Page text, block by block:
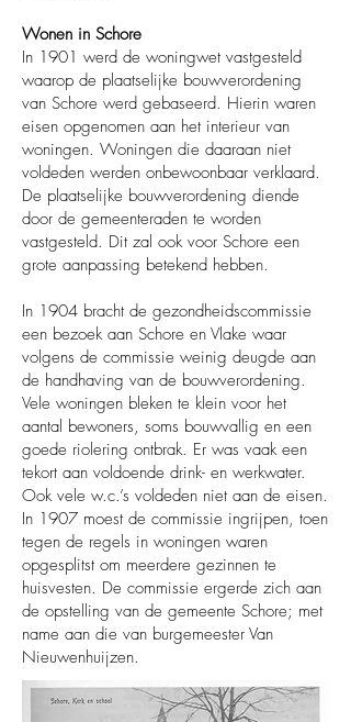
Wonen in Schore
In 1901 werd de woningwet vastgesteld
waarop de plaatselijke bouwverordening
van Schore werd gebaseerd. Hierin waren
eisen opgenomen aan het interieur van
woningen. Woningen die daaraan niet
voldeden werden onbewoonbaar verklaard.
De plaatselijke bouwverordening diende
door de gemeenteraden te worden
vastgesteld. Dit zal ook voor Schore een
grote aanpassing betekend hebben.
In 1904 bracht de gezondheidscommissie
een bezoek aan Schore en Vlake waar
volgens de commissie weinig deugde aan
de handhaving van de bouwverordening.
Vele woningen bleken te klein voor het
aantal bewoners, soms bouwvallig en een
goede riolering ontbrak. Er was vaak een
tekort aan voldoende drink- en werkwater.
Ook vele w.c.’s voldeden niet aan de eisen.
In 1907 moest de commissie ingrijpen, toen
tegen de regels in woningen waren
opgesplitst om meerdere gezinnen te
huisvesten. De commissie ergerde zich aan
de opstelling van de gemeente Schore; met
name aan die van burgemeester Van
Nieuwenhuijzen.